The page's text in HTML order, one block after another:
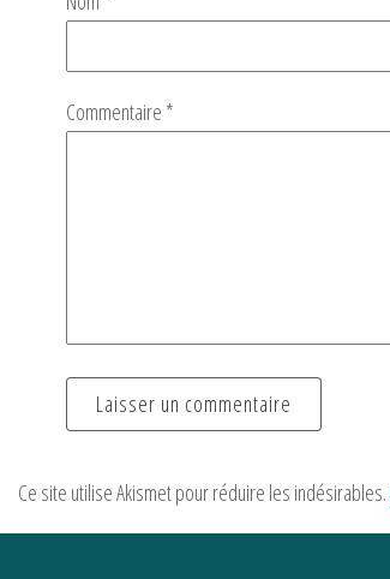
Commentaire *
Ce site utilise Akismet pour réduire les indésirables.